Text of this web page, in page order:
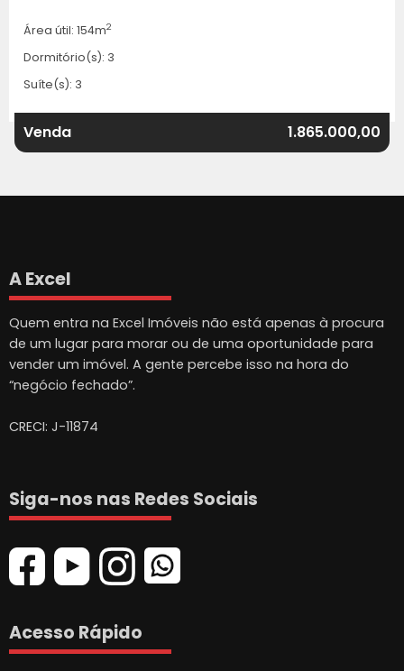
Área útil: 154m2
Dormitório(s): 3
Suíte(s): 3
Venda 1.865.000,00
A Excel
Quem entra na Excel Imóveis não está apenas à procura
de um lugar para morar ou de uma oportunidade para
vender um imóvel. A gente percebe isso na hora do
“negócio fechado”.
CRECI: J-11874
Siga-nos nas Redes Sociais
Acesso Rápido